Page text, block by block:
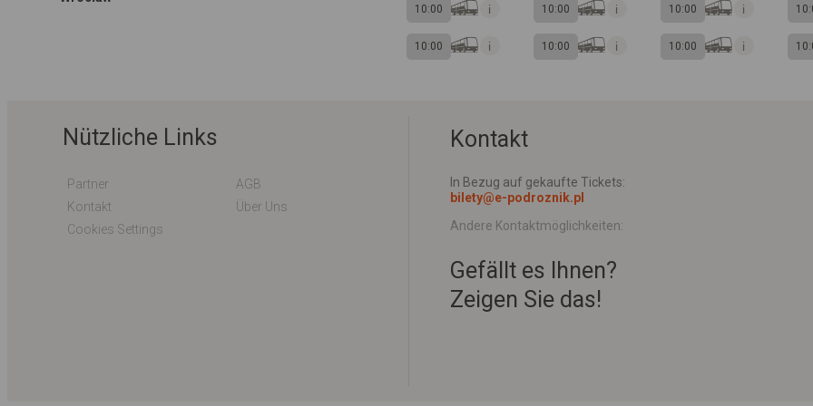
10:00
10:00 10:00
10:00 10:00 10:00
Nützliche Links
Partner
AGB
Kontakt
Über Uns
Cookies Settings
Kontakt
In Bezug auf gekaufte Tickets:
bilety@e-podroznik.pl
Andere Kontaktmöglichkeiten:
Gefällt es Ihnen?
Zeigen Sie das!